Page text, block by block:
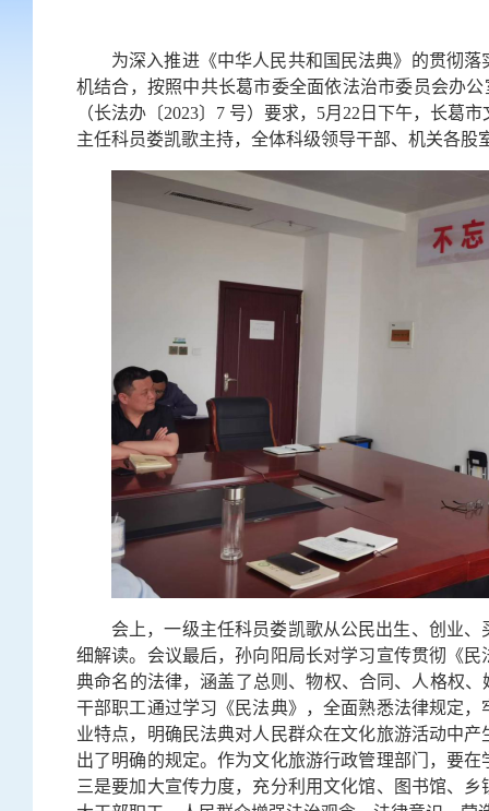
为深入推进《中华人民共和国民法典》的贯彻
机结合，按照中共长葛市委全面依法治市委员会办
（长法办〔2023〕7 号）要求，5月22日下午，长葛
主任科员娄凯歌主持，全体科级领导干部、机关各股
会上，一级主任科员娄凯歌从公民出生、创业
细解读。会议最后，孙向阳局长对学习宣传贯彻《
典命名的法律，涵盖了总则、物权、合同、人格权
干部职工通过学习《民法典》，全面熟悉法律规定
业特点，明确民法典对人民群众在文化旅游活动中
出了明确的规定。作为文化旅游行政管理部门，要
三是要加大宣传力度，充分利用文化馆、图书馆、